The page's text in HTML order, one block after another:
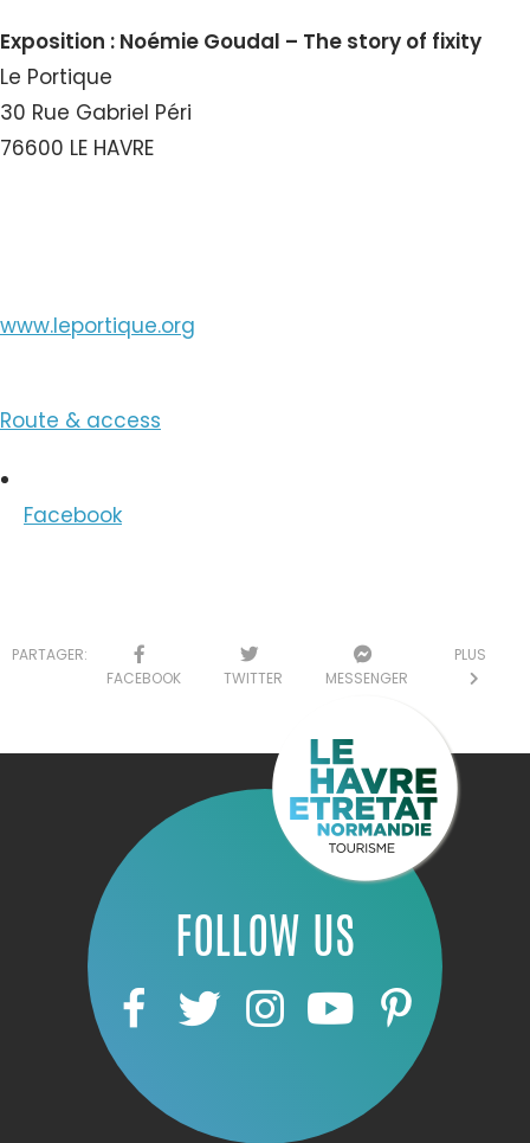
Exposition : Noémie Goudal – The story of fixity
Le Portique
30 Rue Gabriel Péri
76600 LE HAVRE
www.leportique.org
Route & access
Facebook
PARTAGER:
FACEBOOK
TWITTER MESSENGER
PLUS
FOLLOW US